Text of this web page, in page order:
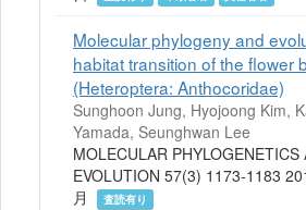
Molecular phylogeny and
habitat transition of the flower
(Heteroptera: Anthocoridae)
Sunghoon Jung, Hyojoong Kim,
Yamada, Seunghwan Lee
MOLECULAR PHYLOGENETICS
EVOLUTION 57(3) 1173-1183
月
査読有り